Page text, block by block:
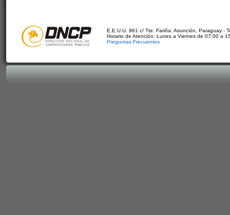
E.E.U.U. 961 c/ Tte. Fariña. Asunción, Paraguay -
Horario de Atención: Lunes a Viernes de 07:00 a
Preguntas Frecuentes